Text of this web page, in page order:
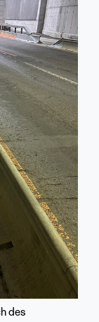
des